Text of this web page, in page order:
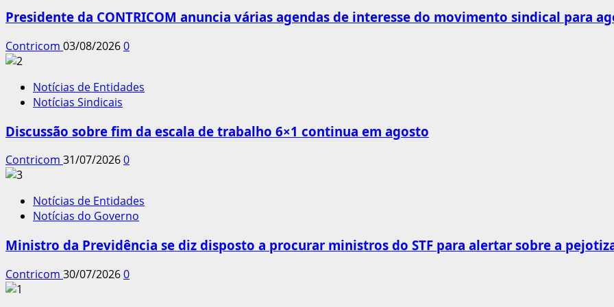
Presidente da CONTRICOM anuncia várias agendas de interesse do movimento sindical para
Contricom 03/08/20260
Notícias de Entidades
Notícias Sindicais
Discussão sobre fim da escala de trabalho 6×1 continua em agosto
Contricom 31/07/20260
Notícias de Entidades
Notícias do Governo
Ministro da Previdência se diz disposto a procurar ministros do STF para alertar sobre a
Contricom 30/07/20260